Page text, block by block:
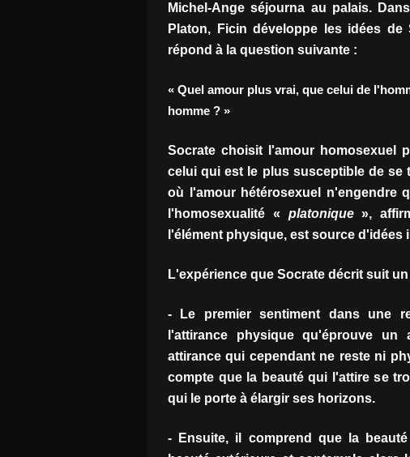
Michel-Ange séjourna au palais.
Platon, Ficin développe les idées
répond à la question suivante :
« Quel amour plus vrai, que celui de
homme ? »
Socrate choisit l'amour homosexuel
celui qui est le plus susceptible de se
où l'amour hétérosexuel n'engendre
l'homosexualité « platonique»,
l'élément physique, est source d'idées
L'expérience que Socrate décrit suit
- Le premier sentiment dans une
l'attirance physique qu'éprouve un
attirance qui cependant ne reste ni
compte que la beauté qui l'attire se
qui le porte à élargir ses horizons.
- Ensuite, il comprend que la